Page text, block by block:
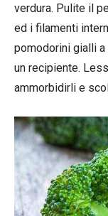
verdura. Pulite il
ed i filamenti
pomodorini gialli
un recipiente.
ammorbidirli e